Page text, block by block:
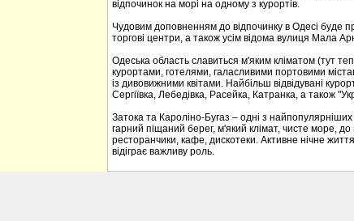
відпочинок на морі на одному з курортів.
Чудовим доповненням до відпочинку в Одесі буде
торгові центри, а також усім відома вулиця Мала
Одеська область славиться м'яким кліматом (тут
курортами, готелями, галасливими портовими
із дивовижними квітами. Найбільш відвідувані
Сергіївка, Лебедівка, Расейка, Катранка, а також
Затока та Кароліно-Бугаз – одні з найпопулярніших
гарний піщаний берег, м'який клімат, чисте море, до
ресторанчики, кафе, дискотеки. Активне нічне
відіграє важливу роль.